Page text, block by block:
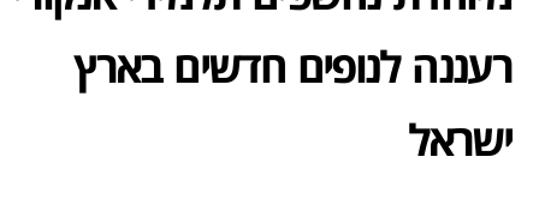
רעננה לנופים חדשים בארץ
ישראל